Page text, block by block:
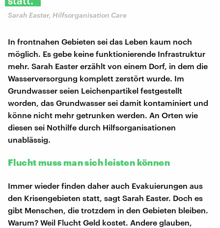
Sarah Easter, Hilfsorganisation Care
In frontnahen Gebieten sei das Leben kaum noch
möglich. Es gebe keine funktionierende Infrastruktur
mehr. Sarah Easter erzählt von einem Dorf, in dem die
Wasserversorgung komplett zerstört wurde. Im
Grundwasser seien Leichenpartikel festgestellt
worden, das Grundwasser sei damit kontaminiert und
könne nicht mehr getrunken werden. An Orten wie
diesen sei Nothilfe durch Hilfsorganisationen
unablässig.
Flucht muss man sich leisten können
Immer wieder finden daher auch Evakuierungen aus
den Krisengebieten statt, sagt Sarah Easter. Doch es
gibt Menschen, die trotzdem in den Gebieten bleiben.
Warum? Weil Flucht Geld kostet. Andere glauben,